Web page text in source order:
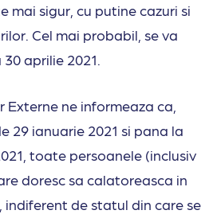
mai sigur, cu putine cazuri si
Cel mai probabil, se va
aprilie 2021.
ne informeaza ca,
29 ianuarie 2021 si pana la
toate persoanele (inclusiv
doresc sa calatoreasca in
indiferent de statul din care se